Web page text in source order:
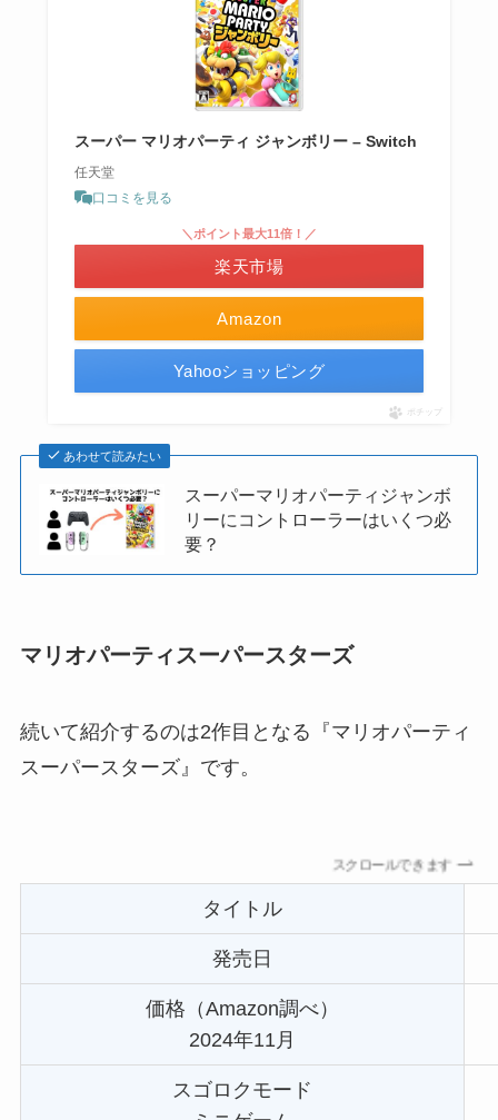
スーパー マリオパーティ ジャンボリー – Switch
任天堂
口コミを見る
Amazon
＼ポイント最大11倍！／
楽天市場
Yahooショッピング
ポチップ
あわせて読みたい
スーパーマリオパーティジャンボ
リーにコントローラーはいくつ必
要？
マリオパーティスーパースターズ
続いて紹介するのは2作目となる『マリオパーティ
スーパースターズ』です。
スクロールできます
タイトル
発売日
価格（Amazon調べ）
2024年11月
スゴロクモード